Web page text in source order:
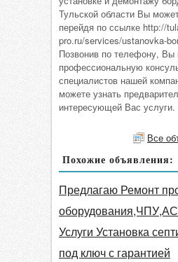
Тульской области Вы
перейдя по ссылке http://
pro.ru/services/ustanovka-
Позвонив по телефону, Вы
профессиональную
специалистов нашей
можете узнать
интересующей Вас услуги.
Все
Похожие объявления:
Предлагаю Ремонт
Услуги Установка
под ключ с гарантией